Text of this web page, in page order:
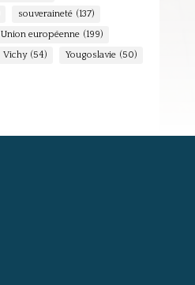
souveraineté (137)
Union européenne (199)
Vichy (54) Yougoslavie (50)